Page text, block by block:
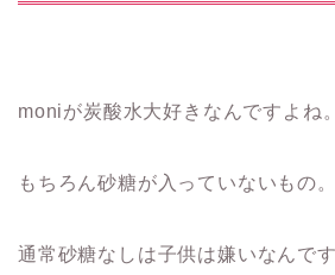
moniが炭酸水大好きなんですよね。
もちろん砂糖が入っていないもの。
通常砂糖なしは子供は嫌いなんで